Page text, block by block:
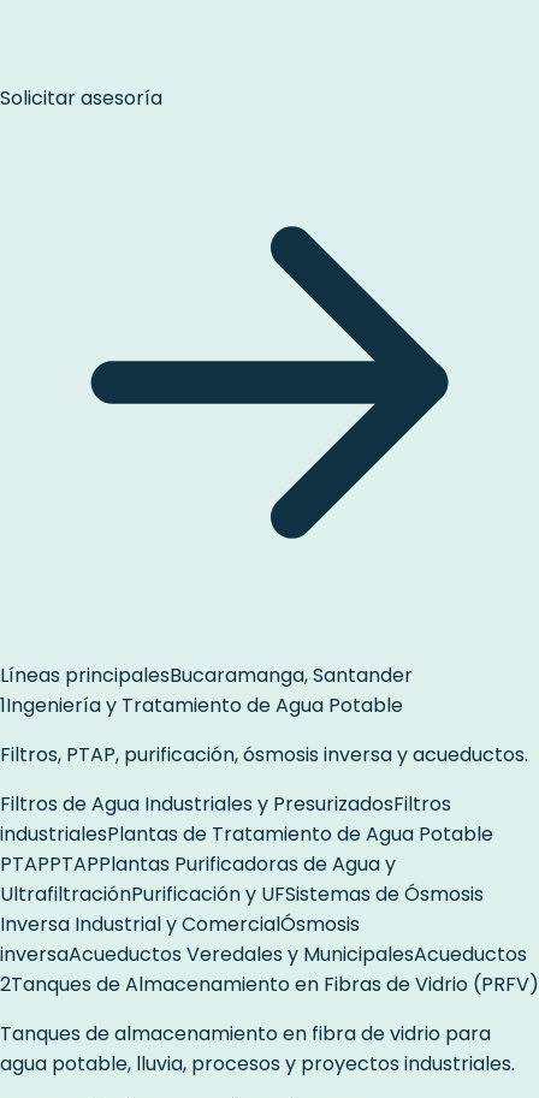
Solicitar asesoría
Líneas principalesBucaramanga, Santander
1Ingeniería y Tratamiento de Agua Potable
Filtros, PTAP, purificación, ósmosis inversa y acueductos.
Filtros de Agua Industriales y PresurizadosFiltros
industrialesPlantas de Tratamiento de Agua Potable
PTAPPTAPPlantas Purificadoras de Agua y
UltrafiltraciónPurificación y UFSistemas de Ósmosis
Inversa Industrial y ComercialÓsmosis
inversaAcueductos Veredales y MunicipalesAcueductos
2Tanques de Almacenamiento en Fibras de Vidrio (PRFV)
Tanques de almacenamiento en fibra de vidrio para
agua potable, lluvia, procesos y proyectos industriales.